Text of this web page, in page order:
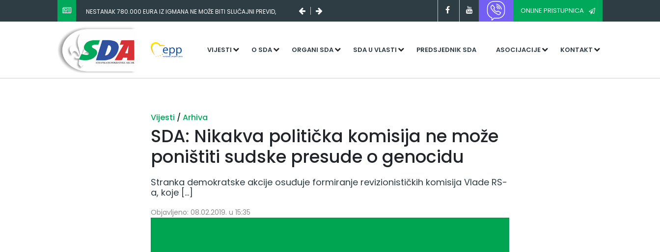
NESTANAK 780.000 EURA IZ IGMANA NE MOŽE BITI SLUČAJNI PREVID,
ODGOVORNOST MORAJU SNOSITI VLADA FBIH I NJENI KADROVI
ONLINE PRISTUPNICA
VIJESTI O SDA ORGANI SDA SDA U VLASTI PREDSJEDNIK SDA ASOCIJACIJE KONTAKT
Vijesti / Arhiva
SDA: Nikakva politička komisija ne može
poništiti sudske presude o genocidu
Stranka demokratske akcije osuđuje formiranje revizionističkih komisija Vlade RS-
a, koje […]
Objavljeno: 08.02.2019. u 15:35